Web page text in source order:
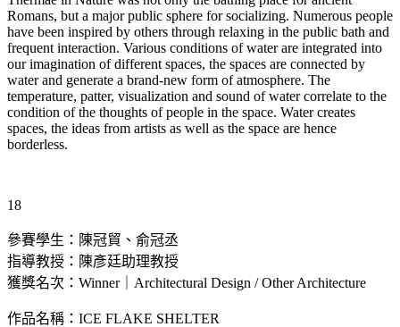
Romans, but a major public sphere for socializing. Numerous people
have been inspired by others through relaxing in the public bath and
frequent interaction. Various conditions of water are integrated into
our imagination of different spaces, the spaces are connected by
water and generate a brand-new form of atmosphere. The
temperature, patter, visualization and sound of water correlate to the
condition of the thoughts of people in the space. Water creates
spaces, the ideas from artists as well as the space are hence
borderless.
18
參賽學生：陳冠貿、俞冠丞
指導教授：陳彥廷助理教授
獲獎名次：Winner｜Architectural Design / Other Architecture
作品名稱：ICE FLAKE SHELTER